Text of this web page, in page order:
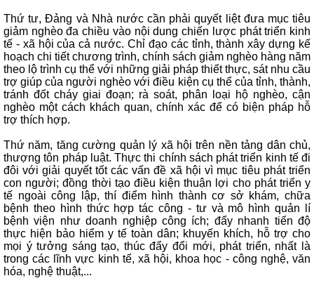
Thứ tư, Đảng và Nhà nước cần phải quyết liệt đưa mục tiêu
giảm nghèo đa chiều vào nội dung chiến lược phát triển kinh
tế - xã hội của cả nước. Chỉ đạo các tỉnh, thành xây dựng kế
hoạch chi tiết chương trình, chính sách giảm nghèo hàng năm
theo lộ trình cụ thể với những giải pháp thiết thực, sát nhu cầu
trợ giúp của người nghèo với điều kiện cụ thể của tỉnh, thành,
tránh đốt cháy giai đoạn; rà soát, phân loại hộ nghèo, cận
nghèo một cách khách quan, chính xác để có biện pháp hỗ
trợ thích hợp.
Thứ năm, tăng cường quản lý xã hội trên nền tảng dân chủ,
thượng tôn pháp luật. Thực thi chính sách phát triển kinh tế đi
đôi với giải quyết tốt các vấn đề xã hội vì mục tiêu phát triển
con người; đồng thời tạo điều kiện thuận lợi cho phát triển y
tế ngoài công lập, thí điểm hình thành cơ sở khám, chữa
bệnh theo hình thức hợp tác công - tư và mô hình quản lí
bệnh viện như doanh nghiệp công ích; đẩy nhanh tiến độ
thực hiện bảo hiểm y tế toàn dân; khuyến khích, hỗ trợ cho
mọi ý tưởng sáng tạo, thúc đẩy đổi mới, phát triển, nhất là
trong các lĩnh vực kinh tế, xã hội, khoa học - công nghệ, văn
hóa, nghệ thuật,...